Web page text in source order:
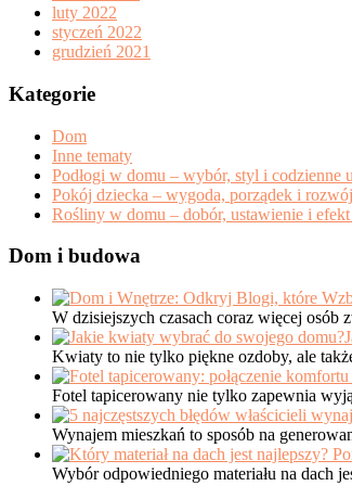
luty 2022
styczeń 2022
grudzień 2021
Kategorie
Dom
Inne tematy
Podłogi w domu – wybór, styl i codzienne
Pokój dziecka – wygoda, porządek i
Rośliny w domu – dobór, ustawienie i
Dom i budowa
W dzisiejszych czasach coraz więcej
Kwiaty to nie tylko piękne ozdoby, ale
Fotel tapicerowany nie tylko zapewnia
Wynajem mieszkań to sposób na
Wybór odpowiedniego materiału na dach